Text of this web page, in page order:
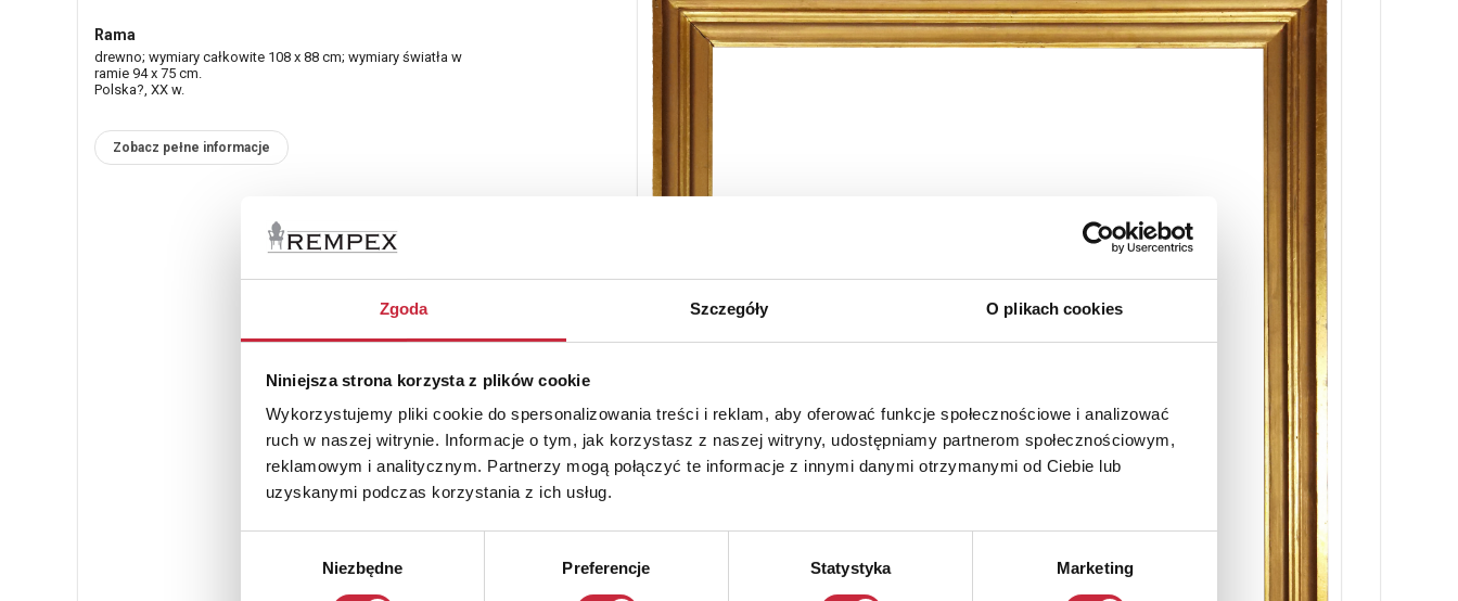
Zgoda Szczegóły O plikach cookies
Niniejsza strona korzysta z plików cookie
Wykorzystujemy pliki cookie do spersonalizowania treści i reklam, aby oferować funkcje społecznościowe i analizować
ruch w naszej witrynie. Informacje o tym, jak korzystasz z naszej witryny, udostępniamy partnerom społecznościowym,
reklamowym i analitycznym. Partnerzy mogą połączyć te informacje z innymi danymi otrzymanymi od Ciebie lub
uzyskanymi podczas korzystania z ich usług.
Niezbędne Preferencje Statystyka Marketing
Rama
drewno; wymiary całkowite 108 x 88 cm; wymiary światła w
ramie 94 x 75 cm.
Polska?, XX w.
Zobacz pełne informacje